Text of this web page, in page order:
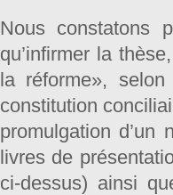
Nous constatons
qu’infirmer la
la réforme»,
constitution
promulgation
livres de
ci-dessus) ainsi